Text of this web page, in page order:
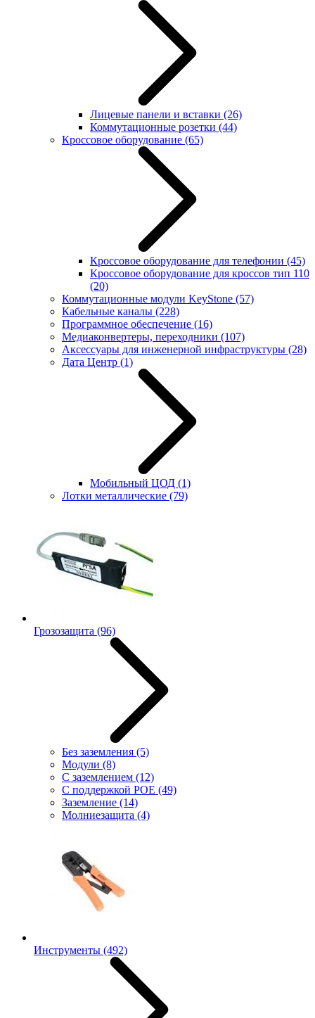
Лицевые панели и вставки (26)
Коммутационные розетки (44)
Кроссовое оборудование (65)
Кроссовое оборудование для телефонии (45)
Кроссовое оборудование для кроссов тип 110
(20)
Коммутационные модули KeyStone (57)
Кабельные каналы (228)
Программное обеспечение (16)
Медиаконвертеры, переходники (107)
Аксессуары для инженерной инфраструктуры (28)
Дата Центр (1)
Мобильный ЦОД (1)
Лотки металлические (79)
Грозозащита (96)
Без заземления (5)
Модули (8)
С заземлением (12)
С поддержкой POE (49)
Заземление (14)
Молниезащита (4)
Инструменты (492)